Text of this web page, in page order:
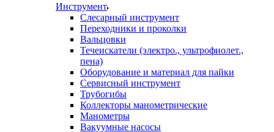
Инструмент
Слесарный инструмент
Переходники и проколки
Вальцовки
Течеискатели (электро., ультрофиолет.,
пена)
Оборудование и материал для пайки
Сервисный инструмент
Трубогибы
Коллекторы манометрические
Манометры
Вакуумные насосы